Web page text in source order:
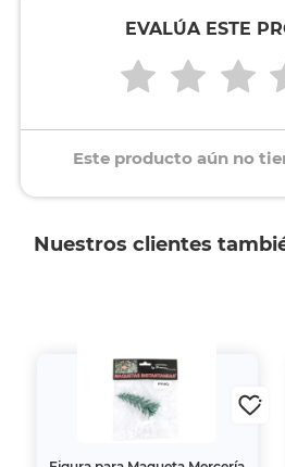
EVALÚA ESTE
Este producto aún no
Nuestros clientes